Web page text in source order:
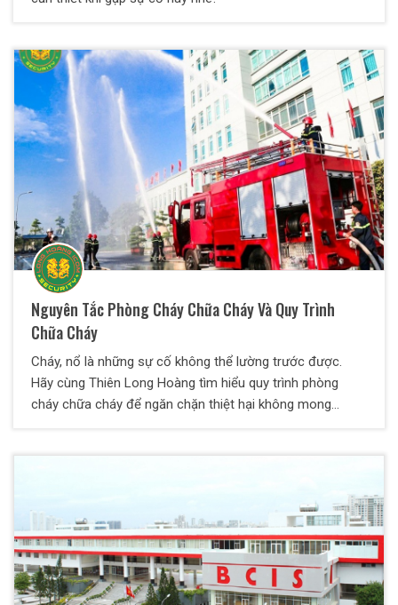
Nguyên Tắc Phòng Cháy Chữa Cháy Và Quy Trình
Chữa Cháy
Cháy, nổ là những sự cố không thể lường trước được.
Hãy cùng Thiên Long Hoàng tìm hiểu quy trình phòng
cháy chữa cháy để ngăn chặn thiệt hại không mong